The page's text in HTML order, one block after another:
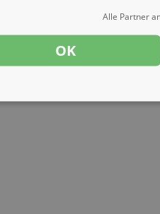
Alle Partner
OK